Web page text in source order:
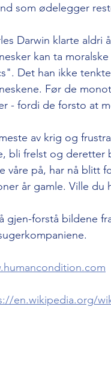
som ødelegger
Darwin klarte aldri
kan ta
Det han ikke
Før de
- fordi de forsto at
av krig og
bli frelst og deretter
våre på, har nå blitt
år gamle. Ville
gjen-forstå bildene
en.wikipedia.org/